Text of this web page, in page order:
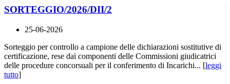
SORTEGGIO/2026/DII/2
25-06-2026
Sorteggio per controllo a campione delle dichiarazioni sostitutive di
certificazione, rese dai componenti delle Commissioni giudicatrici
delle procedure concorsuali per il conferimento di Incarichi... [leggi
tutto]